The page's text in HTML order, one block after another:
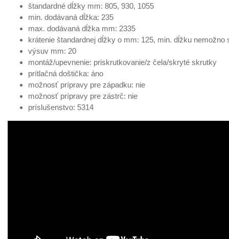
štandardné dĺžky mm: 805, 930, 1055
min. dodávaná dĺžka: 235
max. dodávaná dĺžka mm: 2335
krátenie štandardnej dĺžky o mm: 125, min. dĺžku nemožno
výsuv mm: 20
montáž/upevnenie: priskrutkovanie/z čela/skryté skrutky
prítlačná doštička: áno
možnosť prípravy pre západku: nie
možnosť prípravy pre zástrč: nie
príslušenstvo: 5314